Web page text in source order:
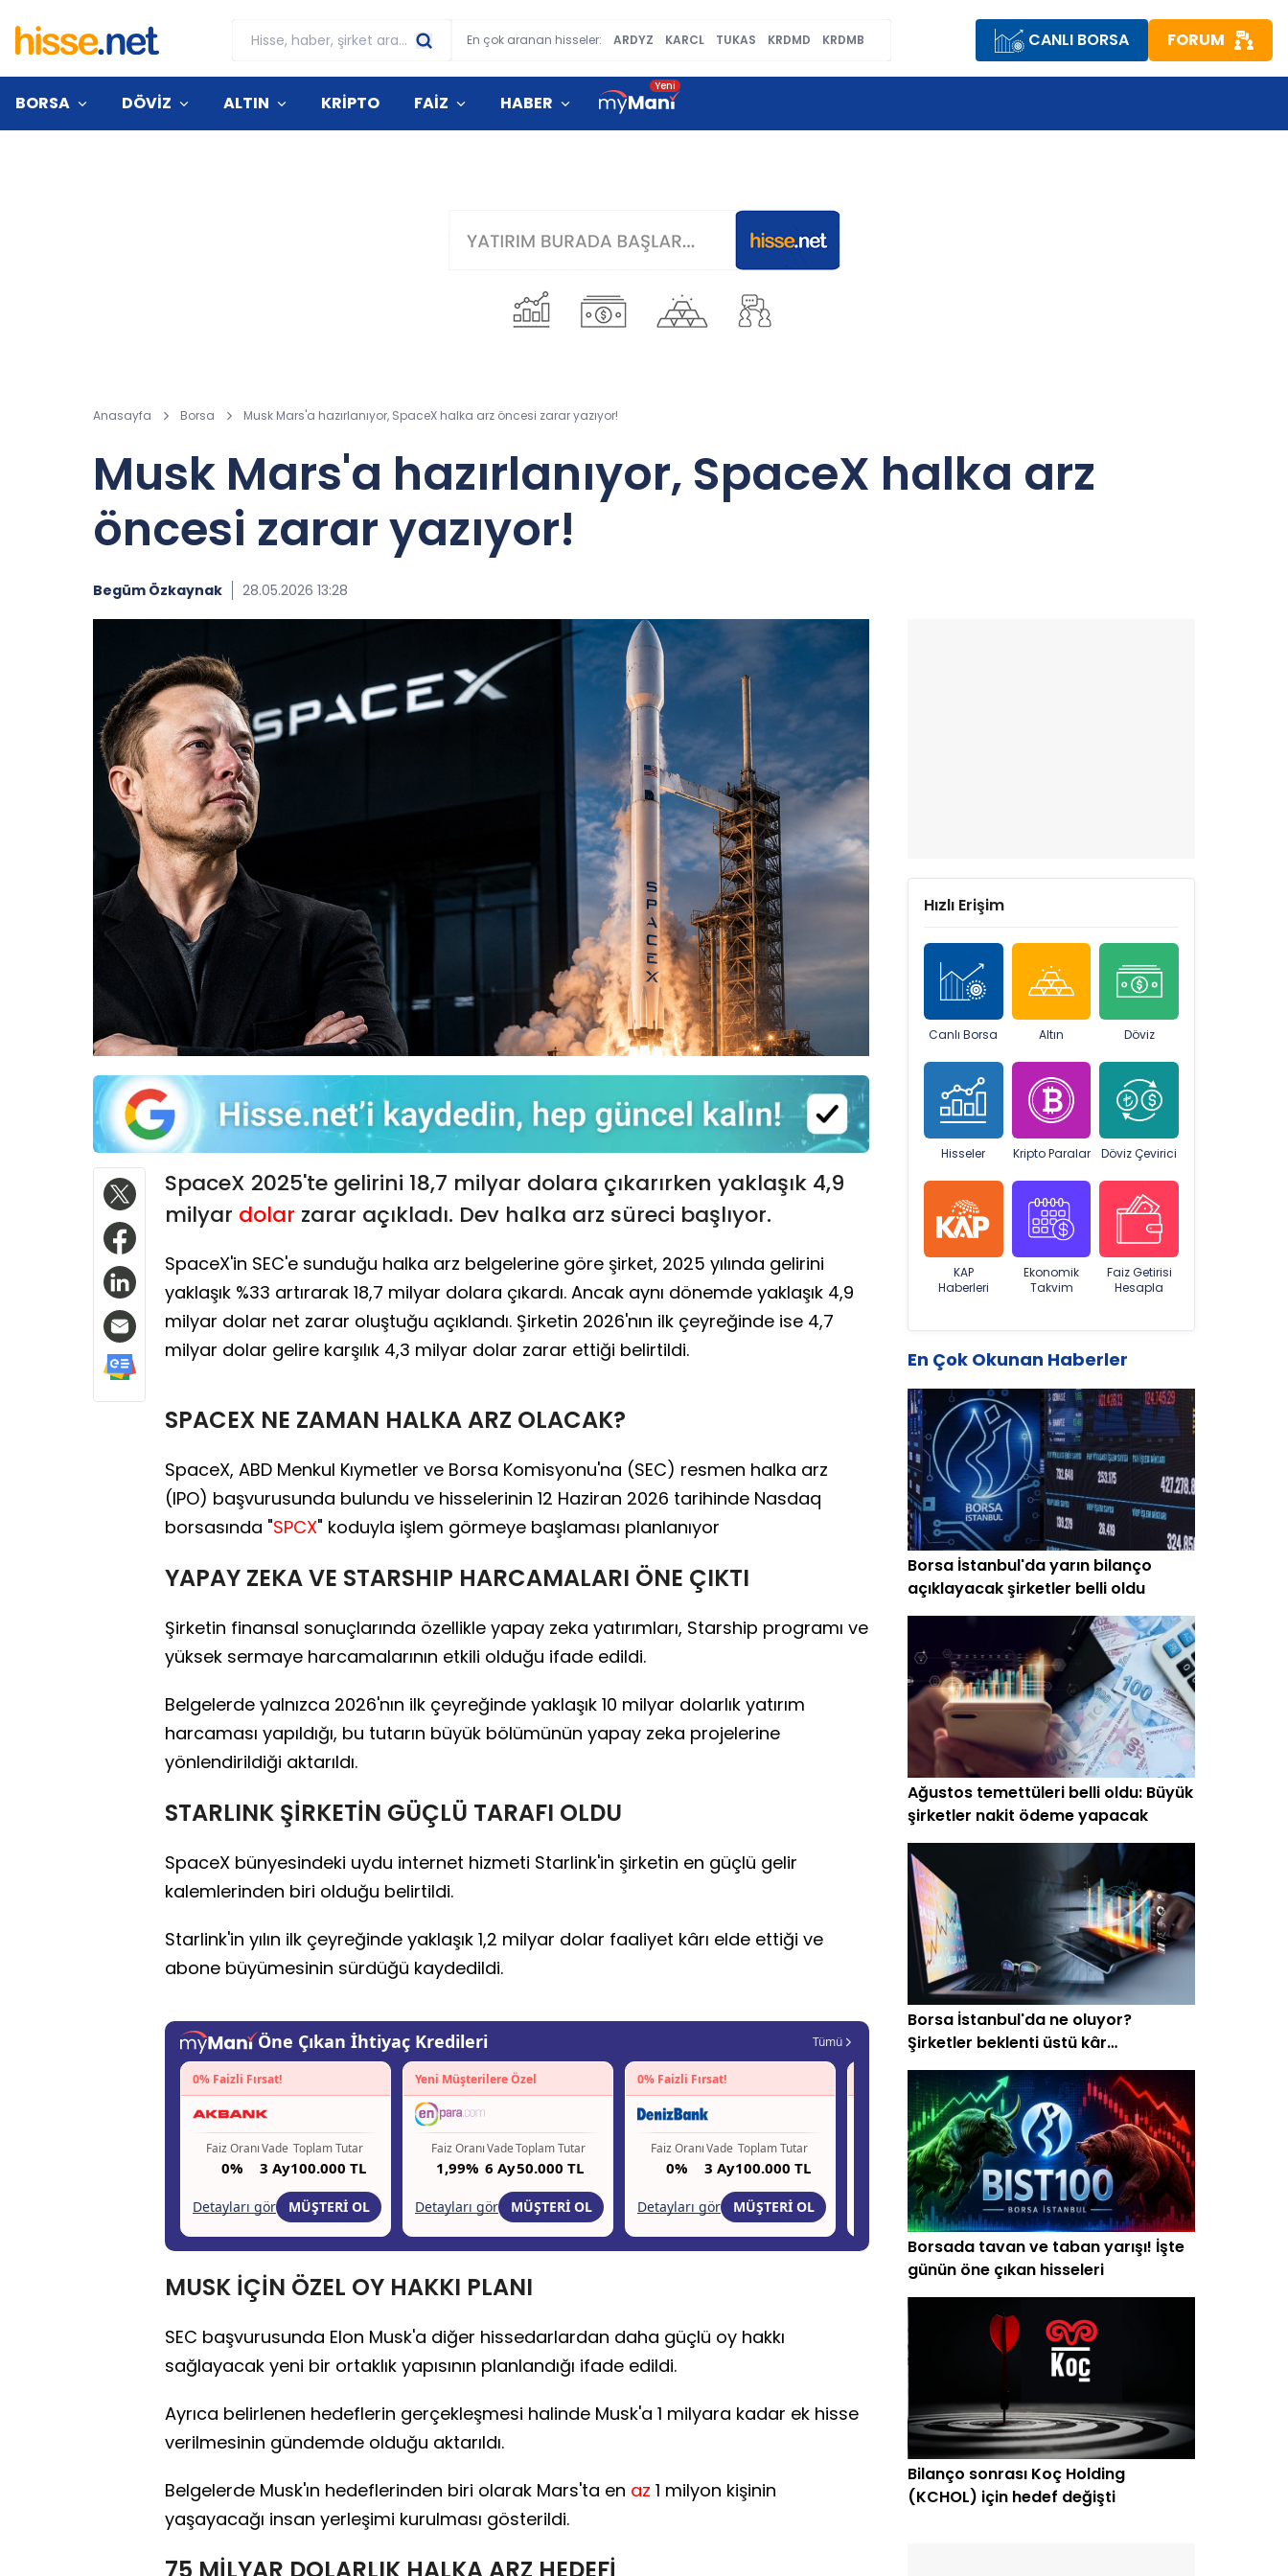
En çok aranan hisseler: ARDYZ KARCL TUKAS KRDMD KRDMB CANLI BORSA FORUM
BORSA DÖVİZ ALTIN KRİPTO FAİZ HABER
Anasayfa Borsa Musk Mars'a hazırlanıyor, SpaceX halka arz öncesi zarar yazıyor!
Musk Mars'a hazırlanıyor, SpaceX halka arz
öncesi zarar yazıyor!
Begüm Özkaynak 28.05.2026 13:28
SpaceX 2025'te gelirini 18,7 milyar dolara çıkarırken yaklaşık 4,9
milyar dolar zarar açıkladı. Dev halka arz süreci başlıyor.
SpaceX'in SEC'e sunduğu halka arz belgelerine göre şirket, 2025 yılında gelirini
yaklaşık %33 artırarak 18,7 milyar dolara çıkardı. Ancak aynı dönemde yaklaşık 4,9
milyar dolar net zarar oluştuğu açıklandı. Şirketin 2026'nın ilk çeyreğinde ise 4,7
milyar dolar gelire karşılık 4,3 milyar dolar zarar ettiği belirtildi.
SPACEX NE ZAMAN HALKA ARZ OLACAK?
SpaceX, ABD Menkul Kıymetler ve Borsa Komisyonu'na (SEC) resmen halka arz
(IPO) başvurusunda bulundu ve hisselerinin 12 Haziran 2026 tarihinde Nasdaq
borsasında "SPCX" koduyla işlem görmeye başlaması planlanıyor
YAPAY ZEKA VE STARSHIP HARCAMALARI ÖNE ÇIKTI
Şirketin finansal sonuçlarında özellikle yapay zeka yatırımları, Starship programı ve
yüksek sermaye harcamalarının etkili olduğu ifade edildi.
Belgelerde yalnızca 2026'nın ilk çeyreğinde yaklaşık 10 milyar dolarlık yatırım
harcaması yapıldığı, bu tutarın büyük bölümünün yapay zeka projelerine
yönlendirildiği aktarıldı.
STARLINK ŞİRKETİN GÜÇLÜ TARAFI OLDU
SpaceX bünyesindeki uydu internet hizmeti Starlink'in şirketin en güçlü gelir
kalemlerinden biri olduğu belirtildi.
Starlink'in yılın ilk çeyreğinde yaklaşık 1,2 milyar dolar faaliyet kârı elde ettiği ve
abone büyümesinin sürdüğü kaydedildi.
MUSK İÇİN ÖZEL OY HAKKI PLANI
SEC başvurusunda Elon Musk'a diğer hissedarlardan daha güçlü oy hakkı
sağlayacak yeni bir ortaklık yapısının planlandığı ifade edildi.
Ayrıca belirlenen hedeflerin gerçekleşmesi halinde Musk'a 1 milyara kadar ek hisse
verilmesinin gündemde olduğu aktarıldı.
Belgelerde Musk'ın hedeflerinden biri olarak Mars'ta en az 1 milyon kişinin
yaşayacağı insan yerleşimi kurulması gösterildi.
75 MİLYAR DOLARLIK HALKA ARZ HEDEFİ
Hızlı Erişim
Canlı Borsa Altın Döviz
Hisseler Kripto Paralar Döviz Çevirici
KAP
Haberleri
Ekonomik
Takvim
Faiz Getirisi
Hesapla
En Çok Okunan Haberler
Borsa İstanbul'da yarın bilanço
açıklayacak şirketler belli oldu
Ağustos temettüleri belli oldu: Büyük
şirketler nakit ödeme yapacak
Borsa İstanbul'da ne oluyor?
Şirketler beklenti üstü kâr
açıklamaya başladı
Borsada tavan ve taban yarışı! İşte
günün öne çıkan hisseleri
Bilanço sonrası Koç Holding
(KCHOL) için hedef değişti